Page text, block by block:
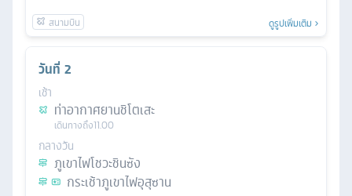
ดูรูปเพิ่มเติม
วันที่ 2
เช้า
ท่าอากาศยานชิโตเสะ
เดินทางถึง11.00
กลางวัน
ภูเขาไฟโชวะชินซัง
กระเช้าภูเขาไฟอุสุซาน